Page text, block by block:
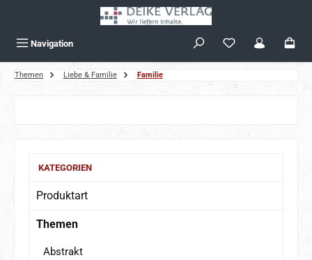
Navigation
Themen Liebe & Familie Familie
KATEGORIEN
Produktart
Themen
Abstrakt